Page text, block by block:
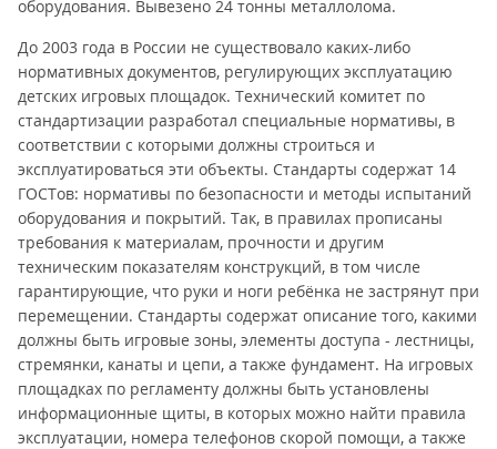
оборудования. Вывезено 24 тонны металлолома.
До 2003 года в России не существовало каких-либо
нормативных документов, регулирующих эксплуатацию
детских игровых площадок. Технический комитет по
стандартизации разработал специальные нормативы, в
соответствии с которыми должны строиться и
эксплуатироваться эти объекты. Стандарты содержат 14
ГОСТов: нормативы по безопасности и методы испытаний
оборудования и покрытий. Так, в правилах прописаны
требования к материалам, прочности и другим
техническим показателям конструкций, в том числе
гарантирующие, что руки и ноги ребёнка не застрянут при
перемещении. Стандарты содержат описание того, какими
должны быть игровые зоны, элементы доступа - лестницы,
стремянки, канаты и цепи, а также фундамент. На игровых
площадках по регламенту должны быть установлены
информационные щиты, в которых можно найти правила
эксплуатации, номера телефонов скорой помощи, а также